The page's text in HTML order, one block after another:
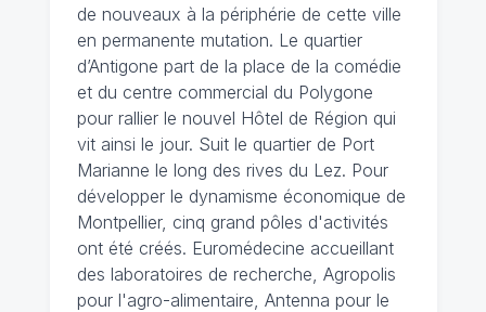
de nouveaux à la périphérie de cette ville
en permanente mutation. Le quartier
d’Antigone part de la place de la comédie
et du centre commercial du Polygone
pour rallier le nouvel Hôtel de Région qui
vit ainsi le jour. Suit le quartier de Port
Marianne le long des rives du Lez. Pour
développer le dynamisme économique de
Montpellier, cinq grand pôles d'activités
ont été créés. Euromédecine accueillant
des laboratoires de recherche, Agropolis
pour l'agro-alimentaire, Antenna pour le